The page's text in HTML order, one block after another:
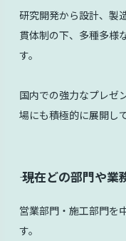
研究開発から設計、製
貫体制の下、多種多様
す。
国内での強力なプレゼ
場にも積極的に展開し
⸺ 現在どの部門や
営業部門・施工部門を
す。